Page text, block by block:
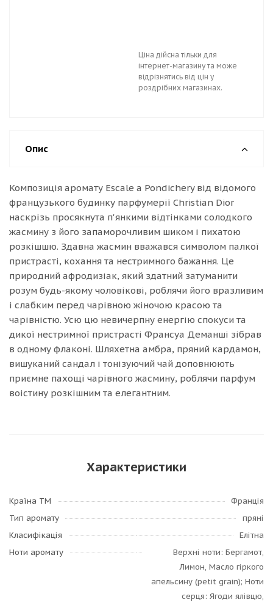
Ціна дійсна тільки для
інтернет-магазину та може
відрізнятись від цін у
роздрібних магазинах.
Опис
Композиція аромату Escale a Pondichery від відомого
французького будинку парфумерії Christian Dior
наскрізь просякнута п'янкими відтінками солодкого
жасмину з його запаморочливим шиком і пихатою
розкішшю. Здавна жасмин вважався символом палкої
пристрасті, кохання та нестримного бажання. Це
природний афродизіак, який здатний затуманити
розум будь-якому чоловікові, роблячи його вразливим
і слабким перед чарівною жіночою красою та
чарівністю. Усю цю невичерпну енергію спокуси та
дикої нестримної пристрасті Франсуа Деманші зібрав
в одному флаконі. Шляхетна амбра, пряний кардамон,
вишуканий сандал і тонізуючий чай доповнюють
приємне пахощі чарівного жасмину, роблячи парфум
воістину розкішним та елегантним.
Характеристики
Країна ТМ
Франція
Тип аромату
пряні
Класифікація
Елітна
Ноти аромату
Верхні ноти: Бергамот,
Лимон, Масло гіркого
апельсину (petit grain); Ноти
серця: Ягоди ялівцю,